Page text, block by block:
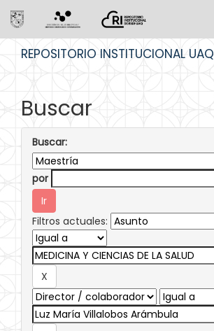
REPOSITORIO INSTITUCIONAL UAQ
Buscar
Buscar:
por
Filtros actuales: